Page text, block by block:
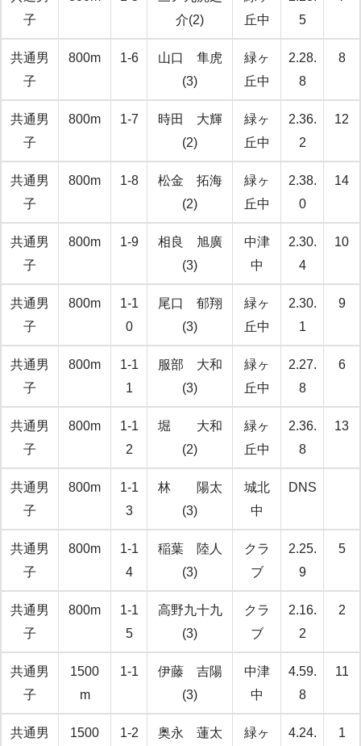
子
介(2)
丘中
5
共通男
子
800m 1-6
山口 隼虎
(3)
緑ヶ
丘中
2.28.
8
8
共通男
子
800m 1-7
時田 大輝
(2)
緑ヶ
丘中
2.36.
2
12
共通男
子
800m 1-8
松金 拓海
(2)
緑ヶ
丘中
2.38.
0
14
共通男
子
800m 1-9
相良 旭廣
(3)
中津
中
2.30.
4
10
共通男
子
800m
1-1
0
尾口 郁翔
(3)
緑ヶ
丘中
2.30.
1
9
共通男
子
800m
1-1
1
服部 大和
(3)
緑ヶ
丘中
2.27.
8
6
共通男
子
800m
1-1
2
堀 大和
(2)
緑ヶ
丘中
2.36.
8
13
共通男
子
800m
1-1
3
林 陽太
(3)
城北
中
DNS
共通男
子
800m
1-1
4
稲葉 陸人
(3)
クラ
ブ
2.25.
9
5
共通男
子
800m
1-1
5
高野九十九
(3)
クラ
ブ
2.16.
2
2
共通男
子
1500
m
1-1
伊藤 吉陽
(3)
中津
中
4.59.
8
11
共通男
1500
1-2
奥永 蓮太
緑ヶ
4.24.
1